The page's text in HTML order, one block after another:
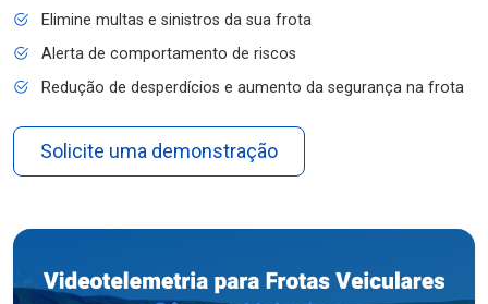
Elimine multas e sinistros da sua frota
Alerta de comportamento de riscos
Redução de desperdícios e aumento da segurança na frota
Solicite uma demonstração